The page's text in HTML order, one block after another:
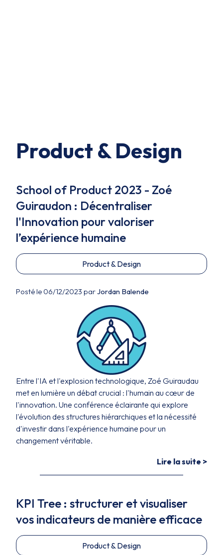
Product & Design
School of Product 2023 - Zoé
Guiraudon : Décentraliser
l'Innovation pour valoriser
l’expérience humaine
Product & Design
Posté le 06/12/2023 parJordan Balende
Entre l'IA et l'explosion technologique, Zoé Guiraudau
met en lumière un débat crucial : l'humain au cœur de
l'innovation. Une conférence éclairante qui explore
l'évolution des structures hiérarchiques et la nécessité
d'investir dans l'expérience humaine pour un
changement véritable.
Lire la suite >
KPI Tree : structurer et visualiser
vos indicateurs de manière efficace
Product & Design